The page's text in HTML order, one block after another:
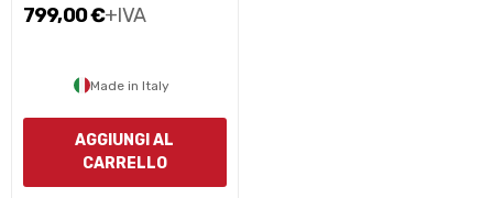
799,00 €+IVA
Made in Italy
AGGIUNGI AL
CARRELLO